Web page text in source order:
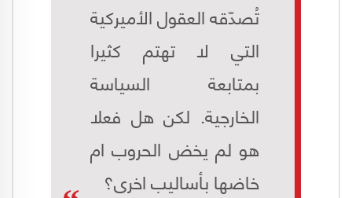
تُصدّقه العقول الأميركية
التي لا تهتم كثيرا
بمتابعة السياسة
الخارجية. لكن هل فعلا
هو لم يخض الحروب ام
خاضها بأساليب اخرى؟